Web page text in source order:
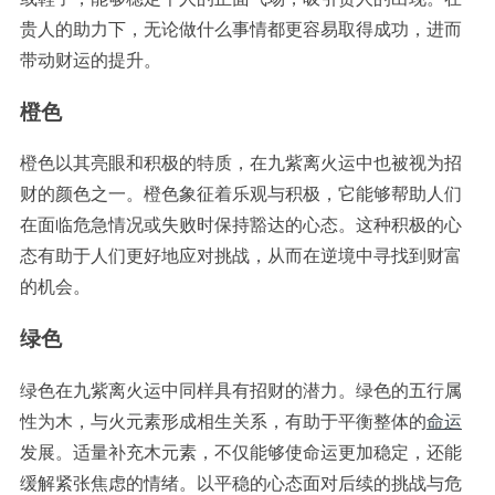
贵人的助力下，无论做什么事情都更容易取得成功，进而
带动财运的提升。
橙色
橙色以其亮眼和积极的特质，在九紫离火运中也被视为招
财的颜色之一。橙色象征着乐观与积极，它能够帮助人们
在面临危急情况或失败时保持豁达的心态。这种积极的心
态有助于人们更好地应对挑战，从而在逆境中寻找到财富
的机会。
绿色
绿色在九紫离火运中同样具有招财的潜力。绿色的五行属
性为木，与火元素形成相生关系，有助于平衡整体的命运
发展。适量补充木元素，不仅能够使命运更加稳定，还能
缓解紧张焦虑的情绪。以平稳的心态面对后续的挑战与危